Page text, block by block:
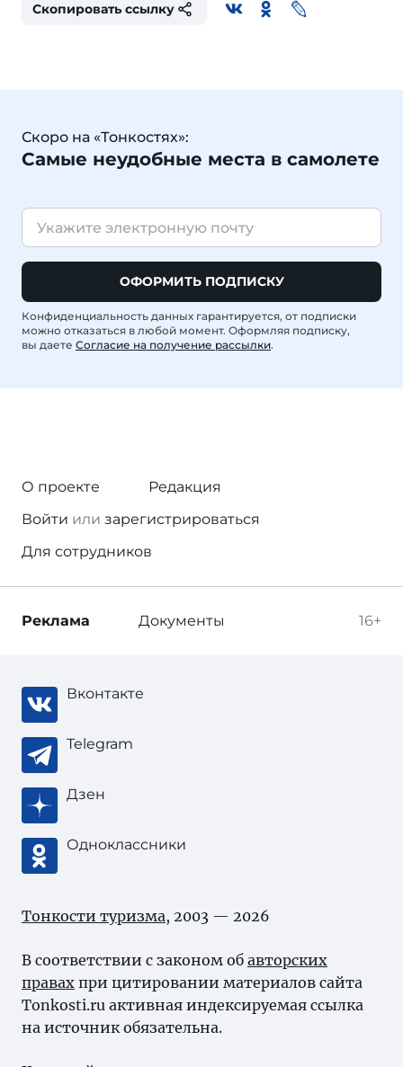
Скопировать ссылку
Скоро на «Тонкостях»:
Самые неудобные места в самолете
ОФОРМИТЬ ПОДПИСКУ
Конфиденциальность данных гарантируется, от подписки
можно отказаться в любой момент. Оформляя подписку,
вы даете Согласие на получение рассылки.
О проекте
Редакция
Войти или зарегистрироваться
Для сотрудников
16+
Реклама Документы
Вконтакте
Telegram
Дзен
Одноклассники
Тонкости туризма, 2003 — 2026
В соответствии с законом об авторских
правах при цитировании материалов сайта
Tonkosti.ru активная индексируемая ссылка
на источник обязательна.